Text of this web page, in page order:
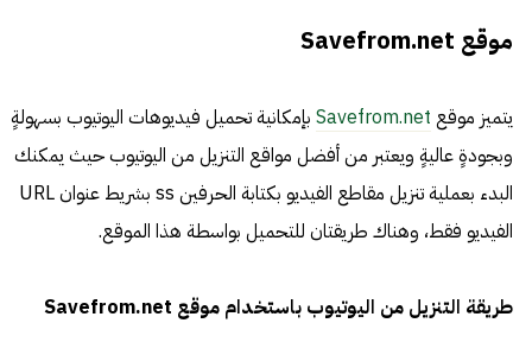
موقع Savefrom.net
يتميز موقع Savefrom.net بإمكانية تحميل فيديوهات اليوتيوب بسهولةٍ
وبجودةٍ عاليةٍ ويعتبر من أفضل مواقع التنزيل من اليوتيوب حيث يمكنك
البدء بعملية تنزيل مقاطع الفيديو بكتابة الحرفين ss بشريط عنوان URL
الفيديو فقط، وهناك طريقتان للتحميل بواسطة هذا الموقع.
طريقة التنزيل من اليوتيوب باستخدام موقع Savefrom.net